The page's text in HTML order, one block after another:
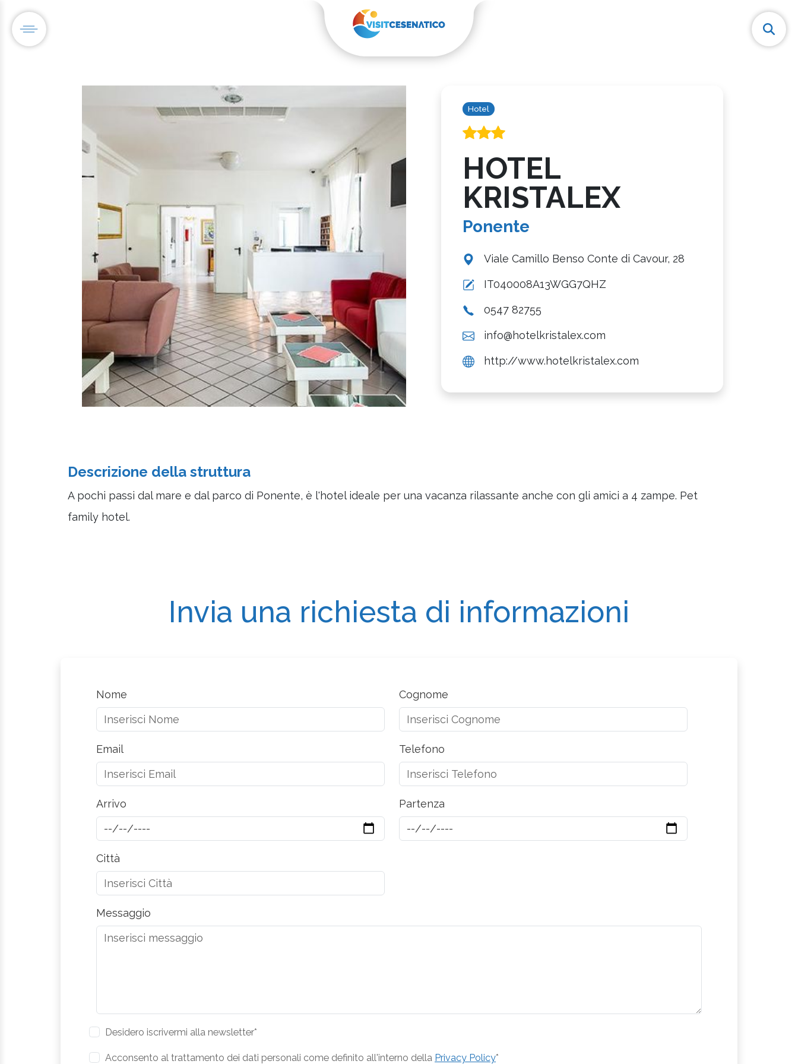
Hotel
HOTEL
KRISTALEX
Ponente
Viale Camillo Benso Conte di Cavour, 28
IT040008A13WGG7QHZ
0547 82755
info@hotelkristalex.com
http://www.hotelkristalex.com
Descrizione della struttura
A pochi passi dal mare e dal parco di Ponente, è l'hotel ideale per una vacanza rilassante anche con gli amici a 4 zampe. Pet
family hotel.
Invia una richiesta di informazioni
Nome Cognome
Email Telefono
Arrivo Partenza
Città
Messaggio
Desidero iscrivermi alla newsletter*
Acconsento al trattamento dei dati personali come definito all'interno della Privacy Policy*